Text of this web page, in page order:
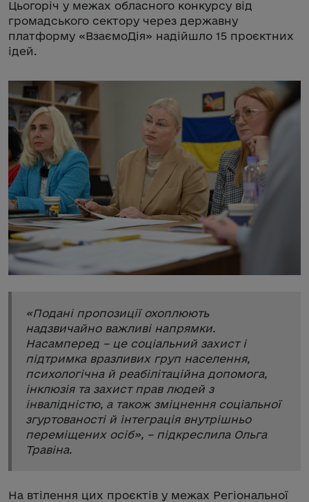
Цьогоріч у межах обласного конкурсу від
громадського сектору через державну
платформу «ВзаємоДія» надійшло 15 проєктних
ідей.
«Подані пропозиції охоплюють
надзвичайно важливі напрямки.
Насамперед – це соціальний захист і
підтримка вразливих груп населення,
психологічна й реабілітаційна допомога,
інклюзія та захист прав людей з
інвалідністю, а також зміцнення соціальної
згуртованості й інтеграція внутрішньо
переміщених осіб», – підкреслила Ольга
Травіна.
На втілення цих проєктів у межах Регіональної